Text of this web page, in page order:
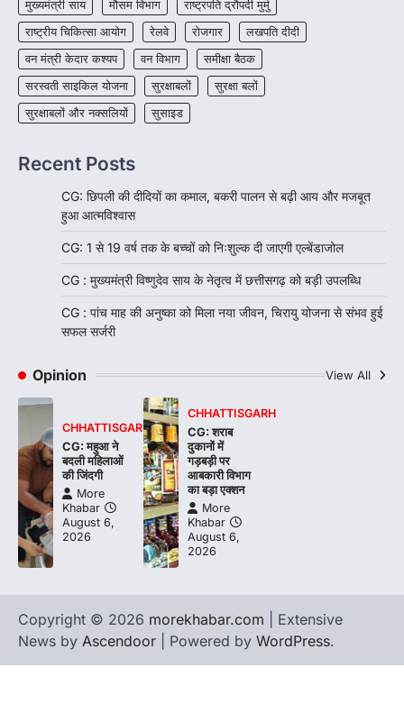
मुख्यमंत्री साय मौसम विभाग
राष्ट्रपति द्रौपदी मुर्मु
राष्ट्रीय चिकित्सा आयोग
रेलवे रोजगार
लखपति दीदी
वन मंत्री केदार कश्यप
वन विभाग
समीक्षा बैठक
सरस्वती साइकिल योजना
सुरक्षाबलों
सुरक्षा बलों
सुरक्षाबलों और नक्सलियों
सुसाइड
Recent Posts
CG: छिपली की दीदियों का कमाल, बकरी पालन से बढ़ी आय और मजबूत
हुआ आत्मविश्वास
CG: 1 से 19 वर्ष तक के बच्चों को निःशुल्क दी जाएगी एल्बेंडाजोल
CG : मुख्यमंत्री विष्णुदेव साय के नेतृत्व में छत्तीसगढ़ को बड़ी उपलब्धि
CG : पांच माह की अनुष्का को मिला नया जीवन, चिरायु योजना से संभव हुई
सफल सर्जरी
Opinion View All
CHHATTISGARH
CG: महुआ ने
बदली महिलाओं
की जिंदगी
More
Khabar
August 6,
2026
CHHATTISGARH
CG: शराब
दुकानों में
गड़बड़ी पर
आबकारी विभाग
का बड़ा एक्शन
More
Khabar
August 6,
2026
Copyright © 2026 morekhabar.com | Extensive
News by Ascendoor | Powered by WordPress.